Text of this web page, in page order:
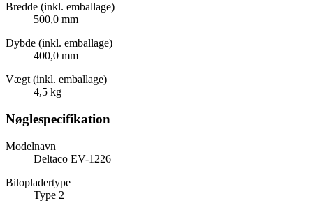
Bredde (inkl. emballage)
500,0 mm
Dybde (inkl. emballage)
400,0 mm
Vægt (inkl. emballage)
4,5 kg
Nøglespecifikation
Modelnavn
Deltaco EV-1226
Bilopladertype
Type 2